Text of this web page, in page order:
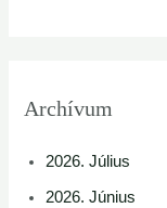
Archívum
2026. Július
2026. Június